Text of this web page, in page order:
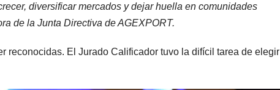
diversificar mercados y dejar huella en comunidades
de la Junta Directiva de AGEXPORT.
reconocidas. El Jurado Calificador tuvo la difícil tarea de elegir